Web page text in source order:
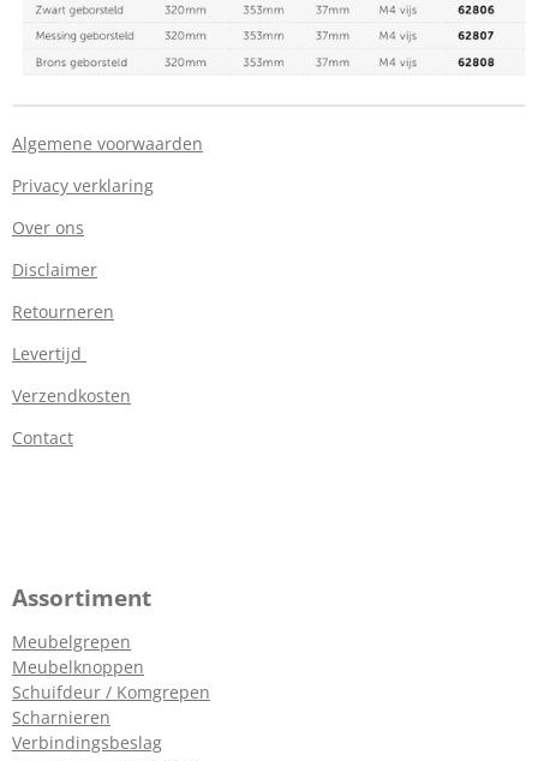
Algemene voorwaarden
Privacy verklaring
Over ons
Disclaimer
Retourneren
Levertijd
Verzendkosten
Contact
Assortiment
Meubelgrepen
Meubelknoppen
Schuifdeur / Komgrepen
Scharnieren
Verbindingsbeslag